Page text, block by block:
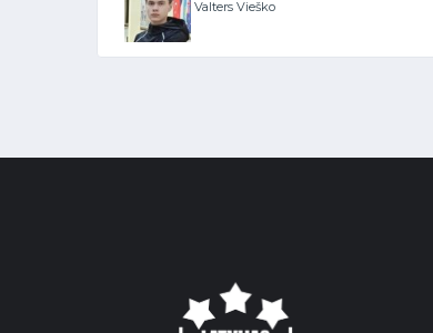
Valters Vieško